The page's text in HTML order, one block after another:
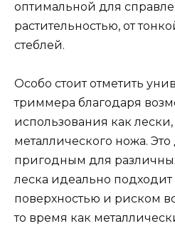
оптимальной для
растительностью, от
стеблей.
Особо стоит отметить
триммера благодаря
использования как лески,
металлического ножа. Это
пригодным для
леска идеально
поверхностью и риском
то время как